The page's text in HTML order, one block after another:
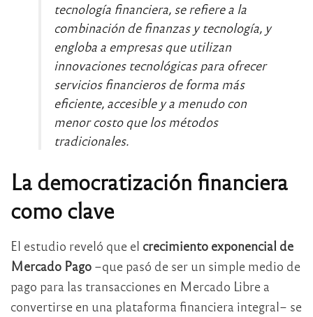
tecnología financiera, se refiere a la
combinación de finanzas y tecnología, y
engloba a empresas que utilizan
innovaciones tecnológicas para ofrecer
servicios financieros de forma más
eficiente, accesible y a menudo con
menor costo que los métodos
tradicionales.
La democratización financiera
como clave
El estudio reveló que el crecimiento exponencial de
Mercado Pago –que pasó de ser un simple medio de
pago para las transacciones en Mercado Libre a
convertirse en una plataforma financiera integral– se